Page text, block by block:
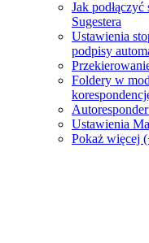
Jak
Sugestera
Ustawienia
podpisy
Foldery w
Ustawienia
Pokaż więcej